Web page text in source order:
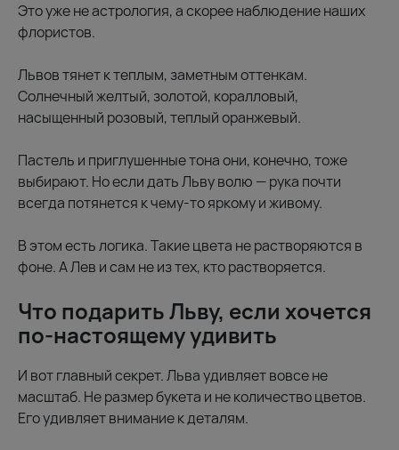
Это уже не астрология, а скорее наблюдение наших
флористов.
Львов тянет к теплым, заметным оттенкам.
Солнечный желтый, золотой, коралловый,
насыщенный розовый, теплый оранжевый.
Пастель и приглушенные тона они, конечно, тоже
выбирают. Но если дать Льву волю — рука почти
всегда потянется к чему-то яркому и живому.
В этом есть логика. Такие цвета не растворяются в
фоне. А Лев и сам не из тех, кто растворяется.
Что подарить Льву, если хочется
по-настоящему удивить
И вот главный секрет. Льва удивляет вовсе не
масштаб. Не размер букета и не количество цветов.
Его удивляет внимание к деталям.